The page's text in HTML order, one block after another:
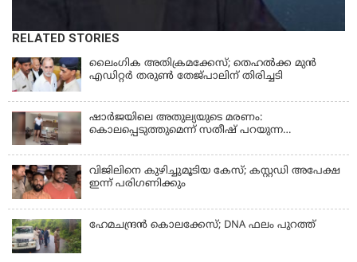
RELATED STORIES
ലൈംഗിക അതിക്രമക്കേസ്; തെഹല്‍ക്ക മുന്‍
എഡിറ്റര്‍ തരുൺ തേജ്പാലിന് തിരിച്ചടി
ഷാർജയിലെ അതുല്യയുടെ മരണം:
കൊലപ്പെടുത്തുമെന്ന് സതീഷ് പറയുന്ന
വിജിലിനെ കുഴിച്ചുമൂടിയ കേസ്; കസ്റ്റഡി അപേക്ഷ
ഇന്ന് പരിഗണിക്കും
ഹേമചന്ദ്രൻ കൊലക്കേസ്; DNA ഫലം പുറത്ത്